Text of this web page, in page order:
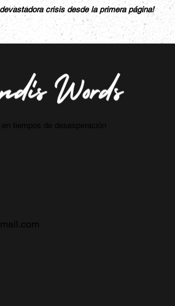
crisis desde la primera página!
en tiempos de desesperación